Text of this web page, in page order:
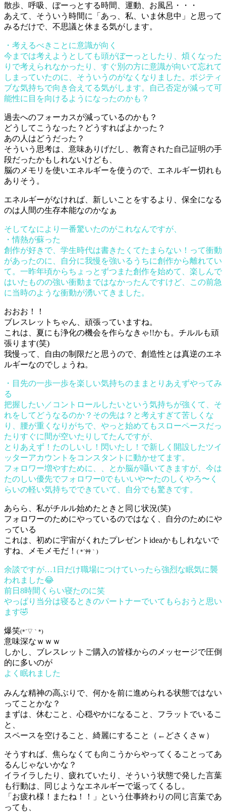
散歩、呼吸、ぼーっとする時間、運動、お風呂・・・
あえて、そういう時間に「あっ、私、いま休息中」と思って
みるだけで、不思議と休まる気がします。
・考えるべきことに意識が向く
今までは考えようとしても頭がぼーっとしたり、煩くなった
りで考えられなかったり、すぐ別の方に意識が向いて忘れて
しまっていたのに、そういうのがなくなりました。ポジティ
ブな気持ちで向き合えてる気がします。自己否定が減って可
能性に目を向けるようになったのかも？
過去へのフォーカスが減っているのかも？
どうしてこうなった？どうすればよかった？
あの人はどうだった？
そういう思考は、意味ありげだし、教育された自己証明の手
段だったかもしれないけども、
脳のメモリを使いエネルギーを使うので、エネルギー切れも
ありそう。
エネルギーがなければ、新しいことをするより、保全になる
のは人間の生存本能なのかなぁ
そしてなにより一番驚いたのがこれなんですが、
・情熱が蘇った
創作が好きで、学生時代は書きたくてたまらない！って衝動
があったのに、自分に我慢を強いるうちに創作から離れてい
て。一昨年頃からちょっとずつまた創作を始めて、楽しんで
はいたものの強い衝動まではなかったんですけど、この前急
に当時のような衝動が湧いてきました。
おおお！！
ブレスレットちゃん、頑張っていますね。
これは、夏にも浄化の機会を作らなきゃ!!かも。チルルも頑
張ります(笑)
我慢って、自由の制限だと思うので、創造性とは真逆のエネ
ルギーなのでしょうね。
・目先の一歩一歩を楽しい気持ちのままとりあえずやってみ
る
把握したい／コントロールしたいという気持ちが強くて、そ
れをしてどうなるのか？その先は？と考えすぎて苦しくな
り、腰が重くなりがちで、やっと始めてもスローペースだっ
たりすぐに間が空いたりしてたんですが、
とりあえず！たのしいし！閃いたし！で新しく開設したツイ
ッターアカウントをコンスタントに動かせてます。
フォロワー増やすために、、とか脳が囁いてきますが、今は
たのしい優先でフォロワー0でもいいや〜たのしくやろ〜く
らいの軽い気持ちでできていて、自分でも驚きです。
あらら、私がチルル始めたときと同じ状況(笑)
フォロワーのためにやっているのではなく、自分のためにや
っている
これは、初めに宇宙がくれたプレゼントideaかもしれないで
すね、メモメモだ！
( *´艸｀)
余談ですが…1日だけ職場につけていったら強烈な眠気に襲
われました😂
前日8時間くらい寝たのに笑
やっぱり当分は寝るときのパートナーでいてもらおうと思い
ます🤣
爆笑(*´▽｀*)
意味深なｗｗｗ
しかし、ブレスレットご購入の皆様からのメッセージで圧倒
的に多いのが
よく眠れました
みんな精神の高ぶりで、何かを前に進められる状態ではない
ってことかな？
まずは、休むこと、心穏やかになること、フラットでいるこ
と、
スペースを空けること、綺麗にすること（←どさくさｗ）
そうすれば、焦らなくても向こうからやってくることってあ
るんじゃないかな？
イライラしたり、疲れていたり、そういう状態で発した言葉
も行動は、同じようなエネルギーで返ってくるし。
「お疲れ様！またね！！」という仕事終わりの同じ言葉であ
っても、